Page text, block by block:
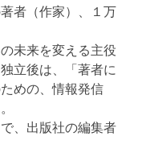
者（作家）、１万
未来を変える主役
立後は、「著者に
めの、情報発信
、出版社の編集者